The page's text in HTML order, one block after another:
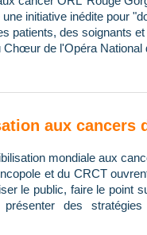
initiative inédite pour
patients, des soignants
de l'Opéra National
aux cancers
mondiale aux
et du CRCT
le public, faire le point
des stratégies